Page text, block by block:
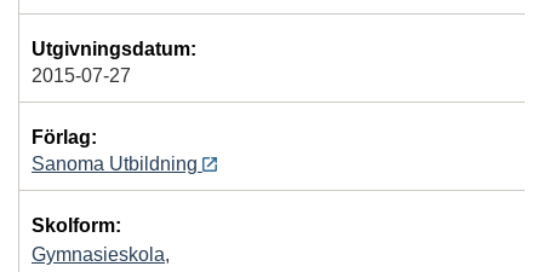
Utgivningsdatum:
2015-07-27
Förlag:
Sanoma Utbildning
Skolform:
Gymnasieskola,